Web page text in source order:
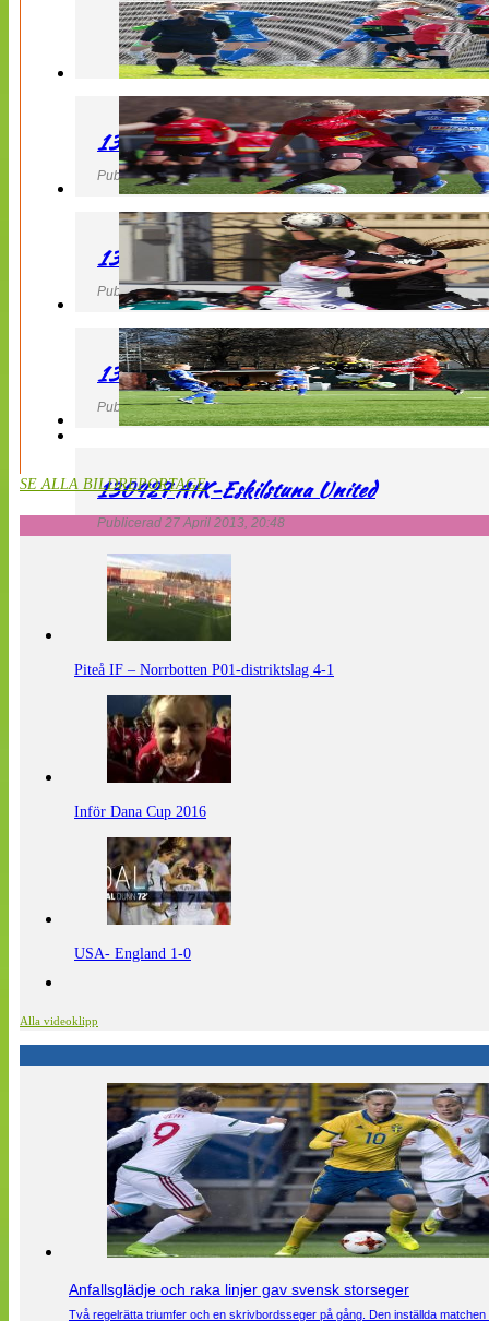
130427 LB 07 – QBIK
Publicerad 27 April 2013, 22:40
130427 IF Limhamn Bunkeflo – QBIK
Publicerad 27 April 2013, 21:10
130427 LdB FC Malmö – Mallbackens IF
Publicerad 27 April 2013, 20:54
130427 AIK-Eskilstuna United
Publicerad 27 April 2013, 20:48
SE ALLA BILDREPORTAGE
Piteå IF – Norrbotten P01-distriktslag 4-1
Inför Dana Cup 2016
USA- England 1-0
Alla videoklipp
Anfallsglädje och raka linjer gav svensk storseger
Två regelrätta triumfer och en skrivbordsseger på gång. Den inställda